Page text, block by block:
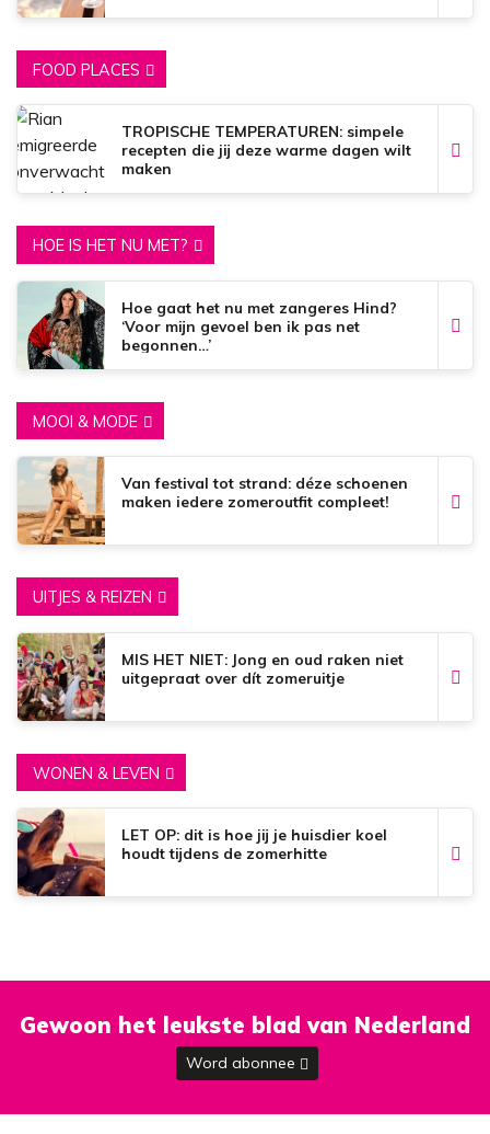
FOOD PLACES
TROPISCHE TEMPERATUREN: simpele
recepten die jij deze warme dagen wilt
maken
HOE IS HET NU MET?
Hoe gaat het nu met zangeres Hind?
‘Voor mijn gevoel ben ik pas net
begonnen…’
MOOI & MODE
Van festival tot strand: déze schoenen
maken iedere zomeroutfit compleet!
UITJES & REIZEN
MIS HET NIET: Jong en oud raken niet
uitgepraat over dít zomeruitje
WONEN & LEVEN
LET OP: dit is hoe jij je huisdier koel
houdt tijdens de zomerhitte
Gewoon het leukste blad van Nederland
Word abonnee